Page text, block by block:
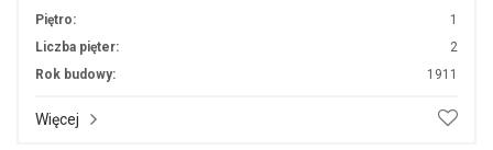
Piętro:
1
Liczba pięter:
2
Rok budowy:
1911
Więcej